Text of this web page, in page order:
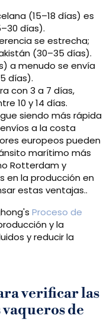
(15–18 días) es
días).
se estrecha;
(30–35 días).
a menudo se envía
días).
con 3 a 7 días,
10 y 14 días.
siendo más rápida
a la costa
europeos pueden
marítimo más
Rotterdam y
en la producción en
estas ventajas..
Proceso de
y la
y reducir la
verificar las
de